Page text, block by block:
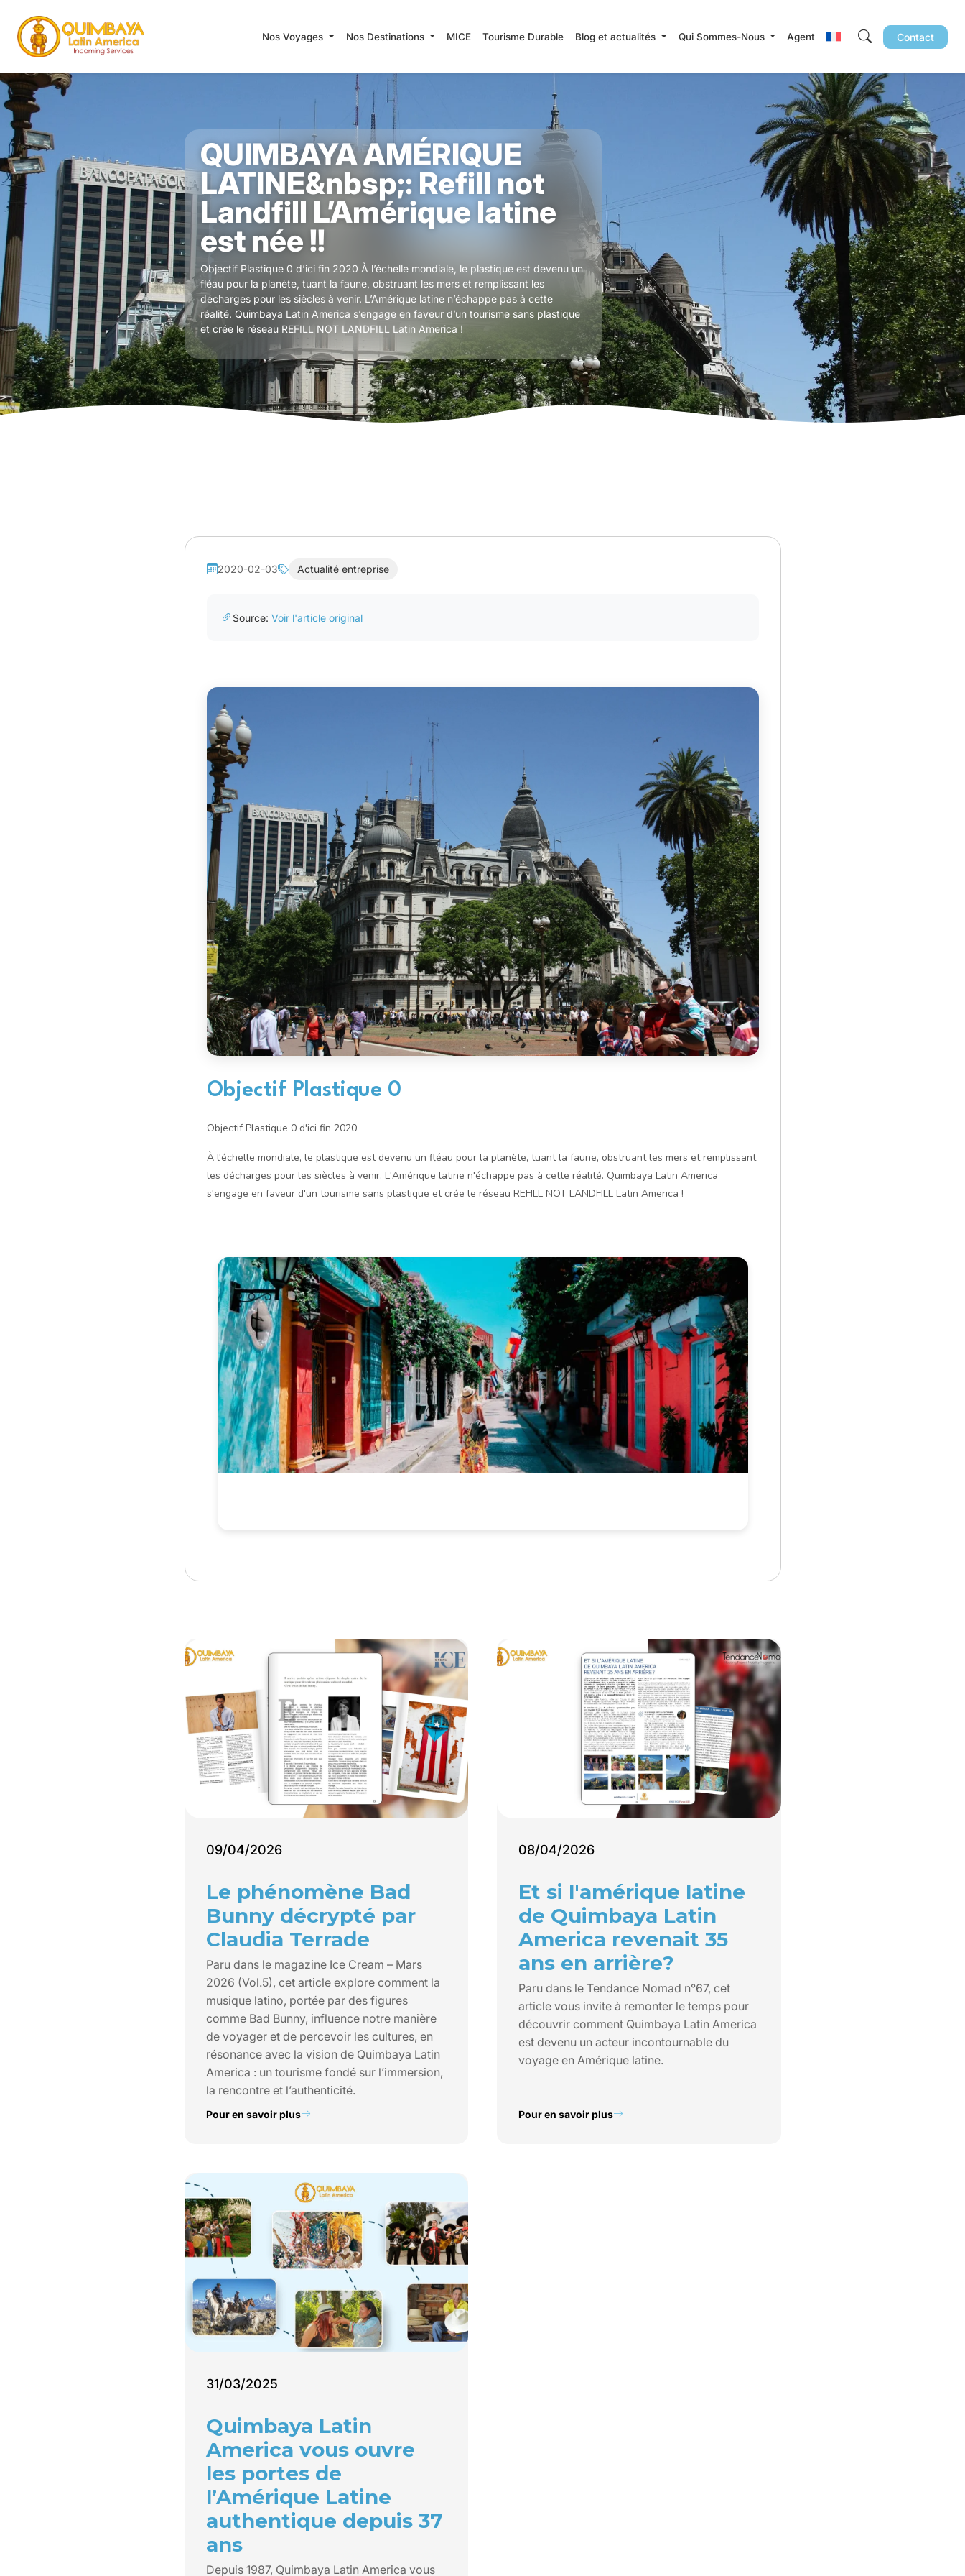
Nos Voyages Nos Destinations MICE Tourisme Durable Blog et actualités Qui Sommes-Nous Agent Contact
QUIMBAYA AMÉRIQUE
LATINE&nbsp;: Refill not
Landfill L’Amérique latine
est née !!
Objectif Plastique 0 d’ici fin 2020 À l’échelle mondiale, le plastique est devenu un
fléau pour la planète, tuant la faune, obstruant les mers et remplissant les
décharges pour les siècles à venir. L’Amérique latine n’échappe pas à cette
réalité. Quimbaya Latin America s’engage en faveur d’un tourisme sans plastique
et crée le réseau REFILL NOT LANDFILL Latin America !
2020-02-03 Actualité entreprise
Source: Voir l'article original
Objectif Plastique 0
Objectif Plastique 0 d'ici fin 2020
À l'échelle mondiale, le plastique est devenu un fléau pour la planète, tuant la faune, obstruant les mers et remplissant
les décharges pour les siècles à venir. L'Amérique latine n'échappe pas à cette réalité. Quimbaya Latin America
s'engage en faveur d'un tourisme sans plastique et crée le réseau REFILL NOT LANDFILL Latin America !
09/04/2026
Le phénomène Bad
Bunny décrypté par
Claudia Terrade
Paru dans le magazine Ice Cream – Mars
2026 (Vol.5), cet article explore comment la
musique latino, portée par des figures
comme Bad Bunny, influence notre manière
de voyager et de percevoir les cultures, en
résonance avec la vision de Quimbaya Latin
America : un tourisme fondé sur l’immersion,
la rencontre et l’authenticité.
Pour en savoir plus
08/04/2026
Et si l'amérique latine
de Quimbaya Latin
America revenait 35
ans en arrière?
Paru dans le Tendance Nomad n°67, cet
article vous invite à remonter le temps pour
découvrir comment Quimbaya Latin America
est devenu un acteur incontournable du
voyage en Amérique latine.
Pour en savoir plus
31/03/2025
Quimbaya Latin
America vous ouvre
les portes de
l’Amérique Latine
authentique depuis 37
ans
Depuis 1987, Quimbaya Latin America vous